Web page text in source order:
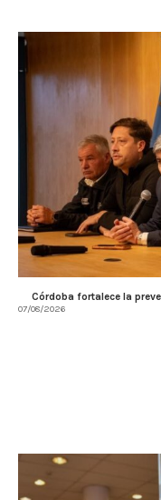
Córdoba fortalece la
07/08/2026